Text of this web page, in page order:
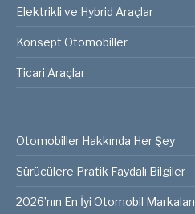
Elektrikli ve Hybrid Araçlar
Konsept Otomobiller
Ticari Araçlar
Otomobiller Hakkında Her Şey
Sürücülere Pratik Faydalı Bilgiler
2026’nın En İyi Otomobil Markaları